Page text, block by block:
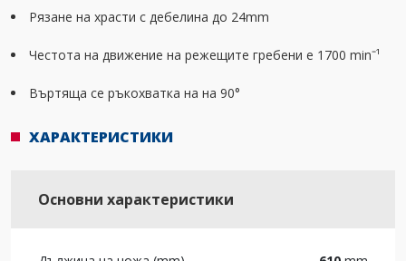
Рязане на храсти с дебелина до 24mm
Честота на движение на режещите гребени е 1700 minˉ¹
Въртяща се ръкохватка на на 90°
ХАРАКТЕРИСТИКИ
Основни характеристики